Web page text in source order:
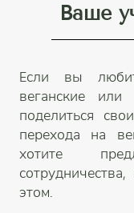
Ваше
Если вы
веганские или
поделиться
перехода на
хотите
этом.